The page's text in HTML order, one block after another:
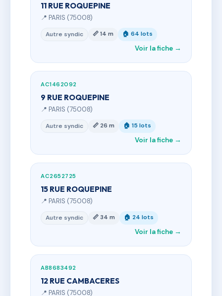
11 RUE ROQUEPINE
📍 PARIS (75008)
Autre syndic 📏 14 m 🏠 64 lots
Voir la fiche →
AC1462092
9 RUE ROQUEPINE
📍 PARIS (75008)
Autre syndic 📏 26 m 🏠 15 lots
Voir la fiche →
AC2652725
15 RUE ROQUEPINE
📍 PARIS (75008)
Autre syndic 📏 34 m 🏠 24 lots
Voir la fiche →
AB8683492
12 RUE CAMBACERES
📍 PARIS (75008)